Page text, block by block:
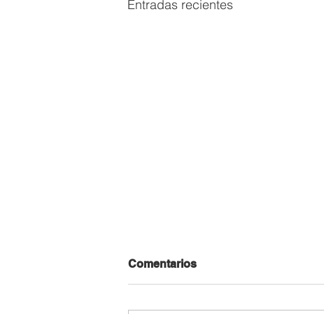
Entradas recientes
Comentarios